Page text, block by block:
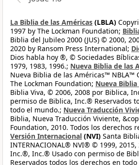
La Biblia de las Américas (LBLA)
1997 by The Lockman Foundation;
Biblia del Jubileo 2000 (JUS) © 2000,
2020 by Ransom Press International;
Dios habla hoy ®, © Sociedades
1979, 1983, 1996.; Nueva Biblia de las
Nueva Biblia de las Américas™
The Lockman Foundation; Nueva Biblia
Biblia Viva, © 2006, 2008 por Biblica,
permiso de Biblica, Inc.® Reservados
todo el mundo.; Nueva Traducción
Biblia, Nueva Traducción Viviente,
Foundation, 2010. Todos los derechos
Versión Internacional (NVI) Santa
INTERNACIONAL® NVI® © 1999,
Inc.®, Inc.® Usado con permiso de
Reservados todos los derechos en